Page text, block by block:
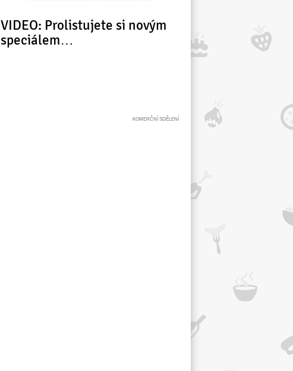
VIDEO: Prolistujete si novým
speciálem…